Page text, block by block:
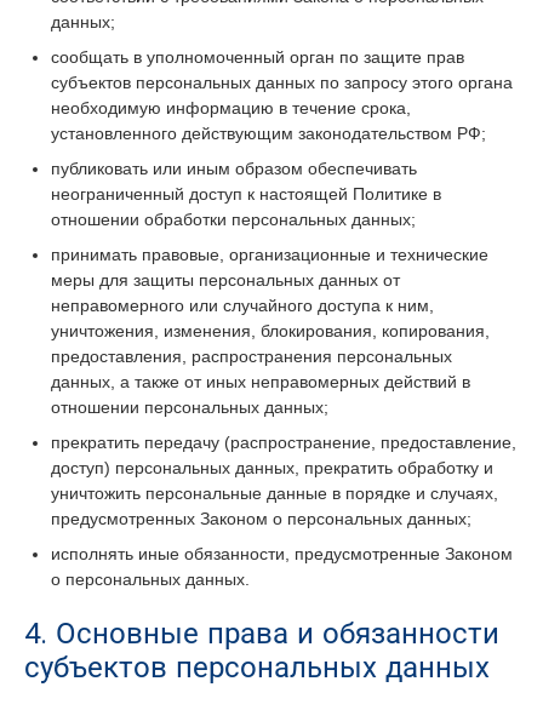
данных;
сообщать в уполномоченный орган по защите прав
субъектов персональных данных по запросу этого органа
необходимую информацию в течение срока,
установленного действующим законодательством РФ;
публиковать или иным образом обеспечивать
неограниченный доступ к настоящей Политике в
отношении обработки персональных данных;
принимать правовые, организационные и технические
меры для защиты персональных данных от
неправомерного или случайного доступа к ним,
уничтожения, изменения, блокирования, копирования,
предоставления, распространения персональных
данных, а также от иных неправомерных действий в
отношении персональных данных;
прекратить передачу (распространение, предоставление,
доступ) персональных данных, прекратить обработку и
уничтожить персональные данные в порядке и случаях,
предусмотренных Законом о персональных данных;
исполнять иные обязанности, предусмотренные Законом
о персональных данных.
4. Основные права и обязанности
субъектов персональных данных